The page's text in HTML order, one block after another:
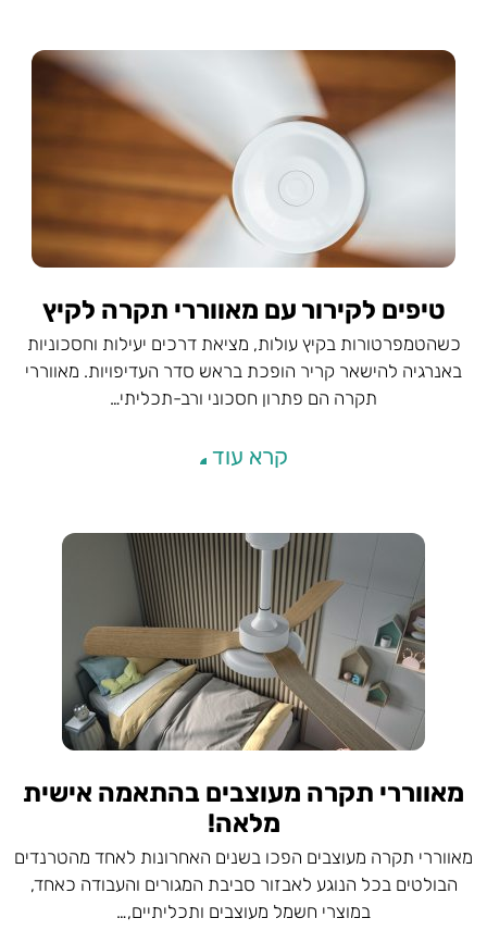
טיפים לקירור עם מאווררי תקרה לקיץ
כשהטמפרטורות בקיץ עולות, מציאת דרכים יעילות וחסכוניות
באנרגיה להישאר קריר הופכת בראש סדר העדיפויות. מאווררי
תקרה הם פתרון חסכוני ורב-תכליתי…
קרא עוד
מאווררי תקרה מעוצבים בהתאמה אישית
מלאה!
מאווררי תקרה מעוצבים הפכו בשנים האחרונות לאחד מהטרנדים
הבולטים בכל הנוגע לאבזור סביבת המגורים והעבודה כאחד,
במוצרי חשמל מעוצבים ותכליתיים,…